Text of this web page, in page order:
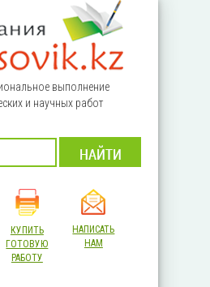
выполнение
и научных работ
КУПИТЬ
ГОТОВУЮ
РАБОТУ
НАПИСАТЬ
НАМ